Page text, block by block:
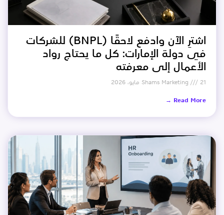
اشترِ الآن وادفع لاحقًا (BNPL) للشركات
في دولة الإمارات: كل ما يحتاج رواد
الأعمال إلى معرفته
Shams Marketing 21 مايو، 2026
Read More →